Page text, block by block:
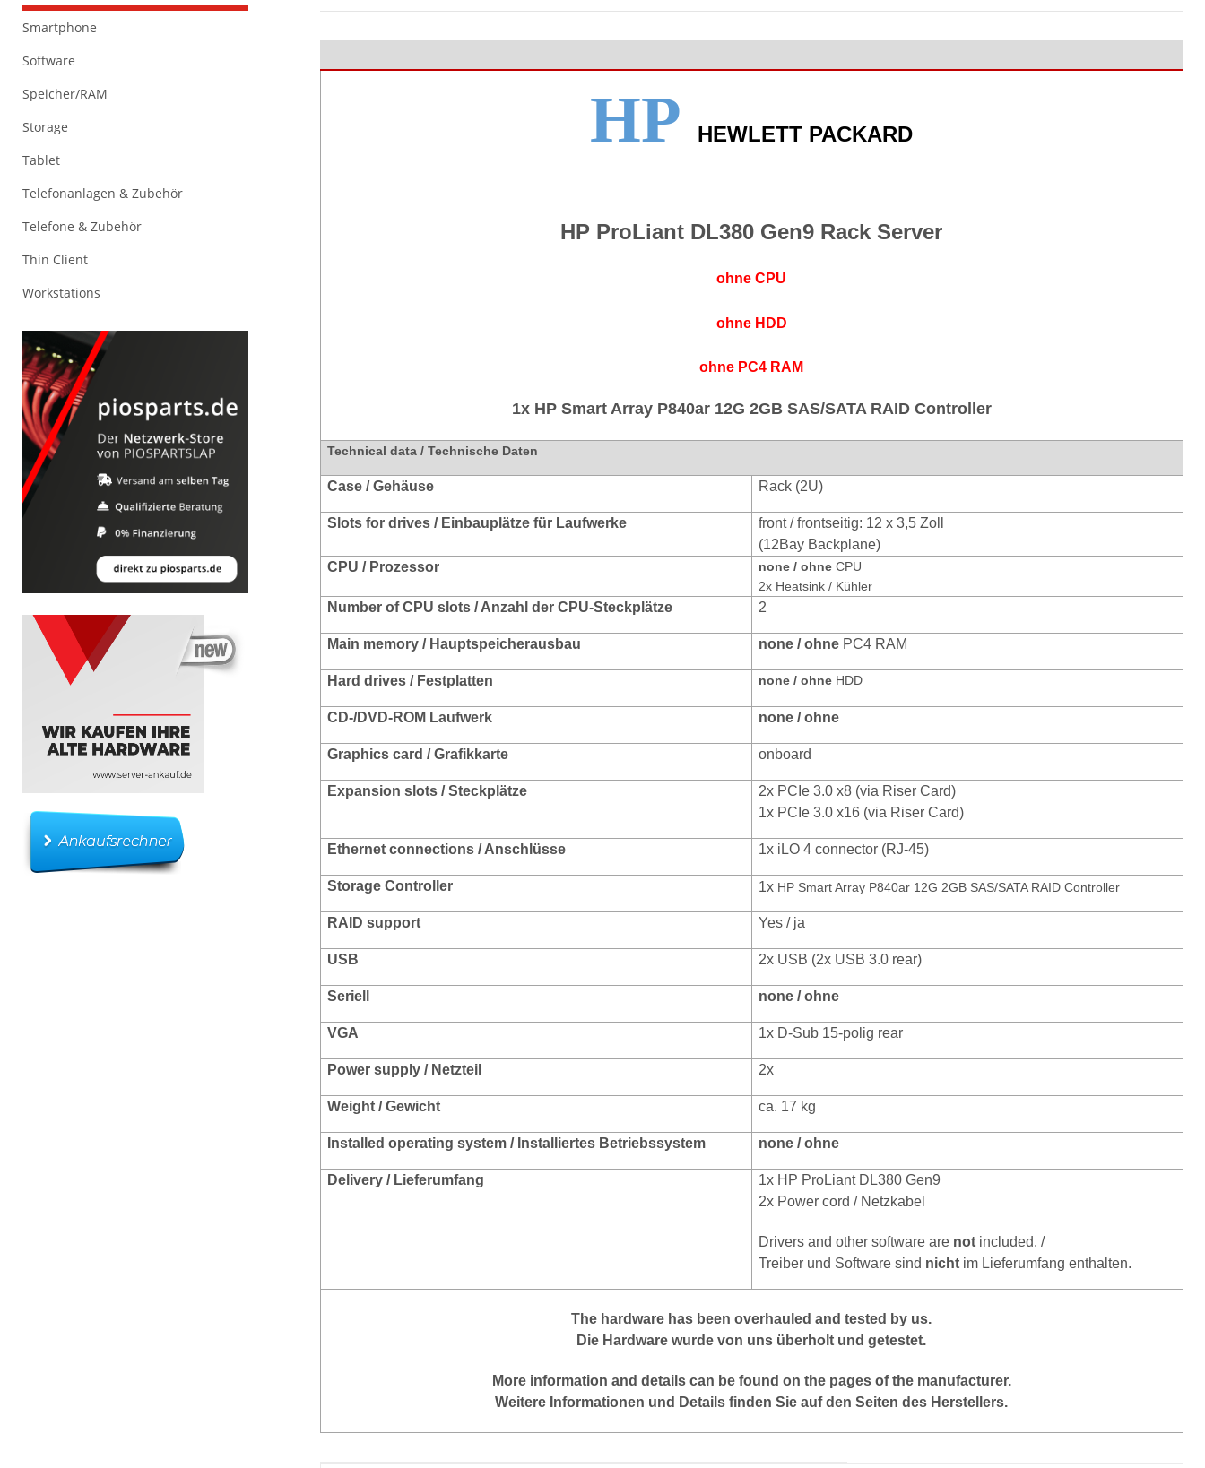
HP HEWLETT PACKARD
HP ProLiant DL380 Gen9 Rack Server
ohne CPU
ohne HDD
ohne PC4 RAM
1x HP Smart Array P840ar 12G 2GB SAS/SATA RAID Controller
Technical data / Technische Daten
Case / Gehäuse Rack (2U)
Slots for drives / Einbauplätze für Laufwerke
front / frontseitig: 12 x 3,5 Zoll
(12Bay Backplane)
CPU / Prozessor
none / ohneCPU
2x Heatsink / Kühler
Number of CPU slots / Anzahl der CPU-Steckplätze 2
Main memory / Hauptspeicherausbau none / ohnePC4 RAM
Hard drives/ Festplatten none / ohneHDD
CD-/DVD-ROM Laufwerk none / ohne
Graphics card / Grafikkarte onboard
Expansion slots / Steckplätze
2x PCIe 3.0 x8 (via Riser Card)
1x PCIe 3.0 x16 (via Riser Card)
Ethernet connections / Anschlüsse 1x iLO 4 connector (RJ-45)
Storage Controller 1x HP Smart Array P840ar 12G 2GB SAS/SATA RAID Controller
RAID support Yes / ja
USB 2x USB (2x USB 3.0 rear)
Seriell none / ohne
VGA 1x D-Sub 15-polig rear
Power supply / Netzteil 2x
Weight / Gewicht ca. 17 kg
Installed operating system / Installiertes Betriebssystem none / ohne
Delivery / Lieferumfang
1x HP ProLiant DL380 Gen9
2x Power cord / Netzkabel
Drivers and other software are notincluded. /
Treiber und Software sind nichtim Lieferumfang enthalten.
The hardware has been overhauled and tested by us.
Die Hardware wurde von uns überholt und getestet.
More information and details can be found on the pages of the manufacturer.
Weitere Informationen und Details finden Sie auf den Seiten des Herstellers.
Smartphone
Software
Speicher/RAM
Storage
Tablet
Telefonanlagen & Zubehör
Telefone & Zubehör
Thin Client
Workstations